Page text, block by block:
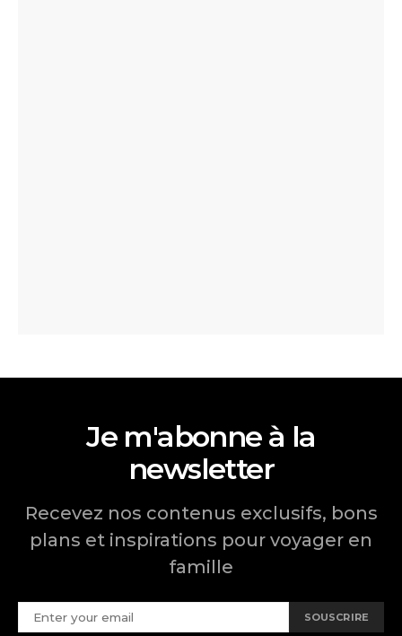
Je m'abonne à la
newsletter
Recevez nos contenus exclusifs, bons
plans et inspirations pour voyager en
famille
SOUSCRIRE